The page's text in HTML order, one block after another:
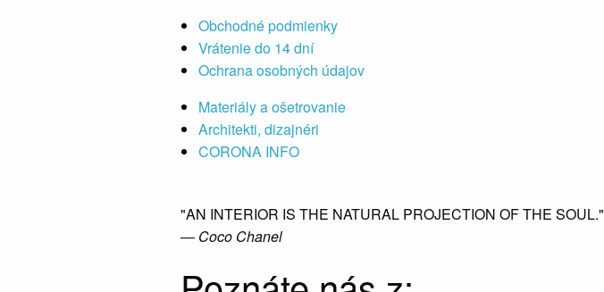
Obchodné podmienky
Vrátenie do 14 dní
Ochrana osobných údajov
Materiály a ošetrovanie
Architekti, dizajnéri
CORONA INFO
"AN INTERIOR IS THE NATURAL PROJECTION OF THE SOUL."
― Coco Chanel